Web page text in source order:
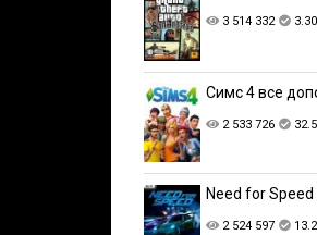
3 514 332
Симс 4 все
2 533 726
Need for
2 524 597